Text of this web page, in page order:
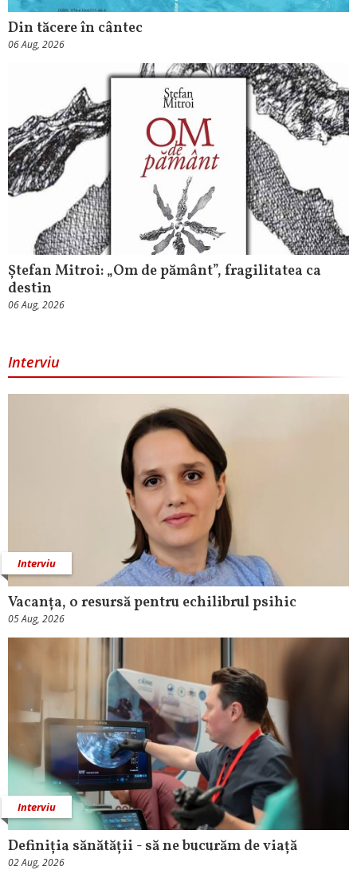
Din tăcere în cântec
06 Aug, 2026
Ștefan Mitroi: „Om de pământ”, fragilitatea ca
destin
06 Aug, 2026
Interviu
Interviu
Vacanța, o resursă pentru echilibrul psihic
05 Aug, 2026
Interviu
Definiția sănătății - să ne bucurăm de viață
02 Aug, 2026